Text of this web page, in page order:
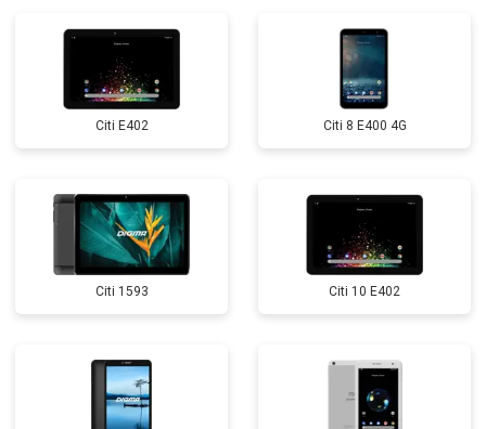
Citi E402 Citi 8 E400 4G
Citi 1593 Citi 10 E402